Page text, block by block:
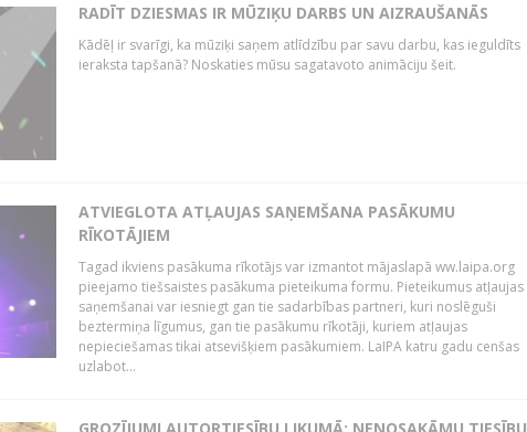
RADĪT DZIESMAS IR MŪZIĶU DARBS UN AIZRAUŠANĀS
Kādēļ ir svarīgi, ka mūziķi saņem atlīdzību par savu darbu, kas ieguldīts
ieraksta tapšanā? Noskaties mūsu sagatavoto animāciju šeit.
ATVIEGLOTA ATĻAUJAS SAŅEMŠANA PASĀKUMU
RĪKOTĀJIEM
Tagad ikviens pasākuma rīkotājs var izmantot mājaslapā ww.laipa.org
pieejamo tiešsaistes pasākuma pieteikuma formu. Pieteikumus atļaujas
saņemšanai var iesniegt gan tie sadarbības partneri, kuri noslēguši
beztermiņa līgumus, gan tie pasākumu rīkotāji, kuriem atļaujas
nepieciešamas tikai atsevišķiem pasākumiem. LaIPA katru gadu cenšas
uzlabot...